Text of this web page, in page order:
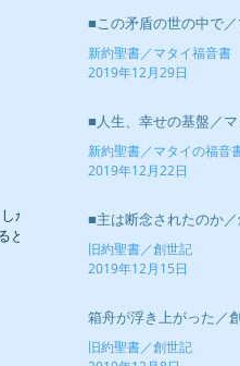
■この矛盾の世の中で
新約聖書／マタイ福音書
2019年12月29日
■人生、幸せの基盤／
新約聖書／マタイの福音
2019年12月22日
■主は断念されたのか
旧約聖書／創世記
2019年12月15日
箱舟が浮き上がった／
旧約聖書／創世記